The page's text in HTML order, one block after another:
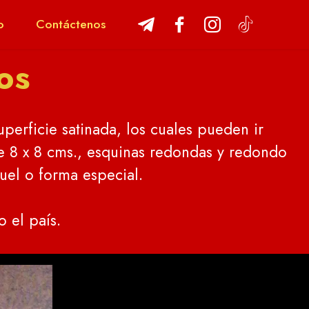
Contáctenos
satinada, los cuales pueden ir
x 8 cms., esquinas redondas y redondo
o forma especial.
el país.